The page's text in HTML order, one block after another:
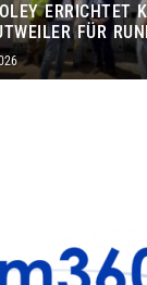
ERRICHTET
FÜR